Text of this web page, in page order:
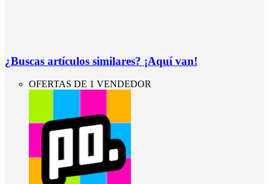
¿Buscas artículos similares? ¡Aquí van!
OFERTAS DE 1 VENDEDOR